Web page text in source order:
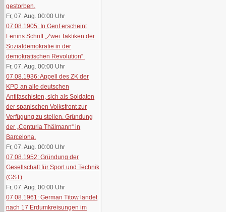
gestorben.
Fr, 07. Aug. 00:00 Uhr
07.08.1905: In Genf erscheint
Lenins Schrift „Zwei Taktiken der
Sozialdemokratie in der
demokratischen Revolution“.
Fr, 07. Aug. 00:00 Uhr
07.08.1936: Appell des ZK der
KPD an alle deutschen
Antifaschisten, sich als Soldaten
der spanischen Volksfront zur
Verfügung zu stellen. Gründung
der „Centuria Thälmann“ in
Barcelona.
Fr, 07. Aug. 00:00 Uhr
07.08.1952: Gründung der
Gesellschaft für Sport und Technik
(GST).
Fr, 07. Aug. 00:00 Uhr
07.08.1961: German Titow landet
nach 17 Erdumkreisungen im